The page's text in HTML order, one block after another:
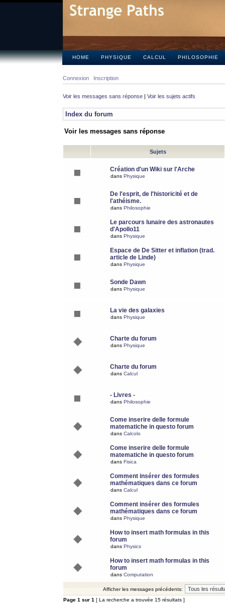
HOME PHYSIQUE CALCUL PHILOSOPHIE
Connexion Inscription
Voir les messages sans réponse | Voir les sujets actifs
Index du forum
Voir les messages sans réponse
Sujets
Création d'un Wiki sur l'Arche
dans Physique
De l'esprit, de l'historicité et de
l'athéisme.
dans Philosophie
Le parcours lunaire des astronautes
d'Apollo11
dans Physique
Espace de De Sitter et inflation (trad.
article de Linde)
dans Physique
Sonde Dawn
dans Physique
La vie des galaxies
dans Physique
Charte du forum
dans Physique
Charte du forum
dans Calcul
- Livres -
dans Philosophie
Come inserire delle formule
matematiche in questo forum
dans Calcolo
Come inserire delle formule
matematiche in questo forum
dans Fisica
Comment insérer des formules
mathématiques dans ce forum
dans Calcul
Comment insérer des formules
mathématiques dans ce forum
dans Physique
How to insert math formulas in this
forum
dans Physics
How to insert math formulas in this
forum
dans Computation
Afficher les messages précédents:
Page 1 sur 1 [ La recherche a trouvée 15 résultats ]